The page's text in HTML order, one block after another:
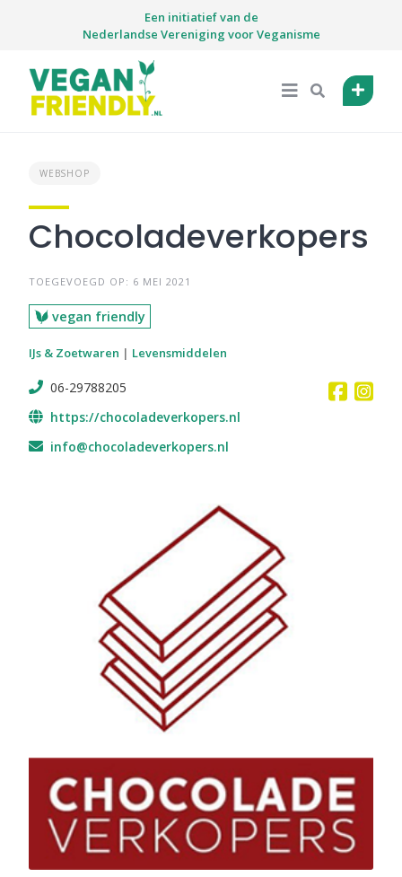
Een initiatief van de
Nederlandse Vereniging voor Veganisme
WEBSHOP
Chocoladeverkopers
TOEGEVOEGD OP: 6 MEI 2021
vegan friendly
IJs & Zoetwaren | Levensmiddelen
06-29788205
https://chocoladeverkopers.nl
info@chocoladeverkopers.nl